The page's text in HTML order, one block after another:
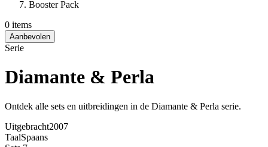
Booster Pack
0 items
Aanbevolen
Serie
Diamante & Perla
Ontdek alle sets en uitbreidingen in de Diamante & Perla serie.
Uitgebracht2007
TaalSpaans